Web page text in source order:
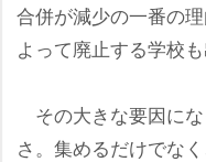
合併が減少の一番の
よって廃止する学校
その大きな要因に
さ。集めるだけでな